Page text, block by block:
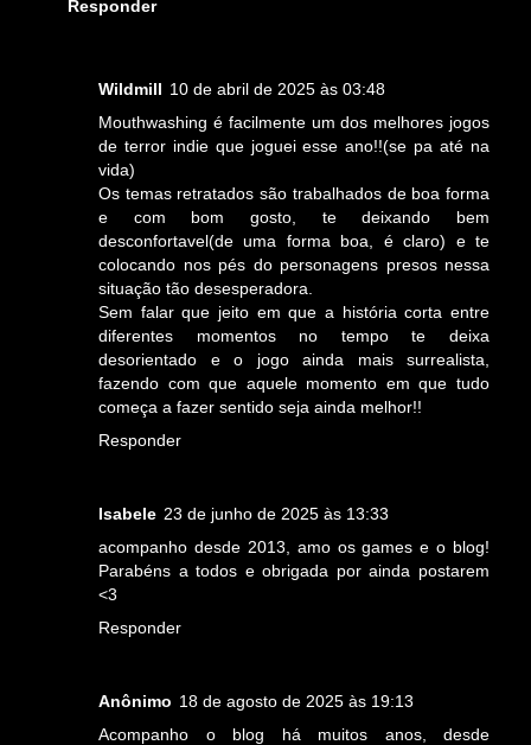
Responder
Wildmill 10 de abril de 2025 às 03:48
Mouthwashing é facilmente um dos melhores jogos
de terror indie que joguei esse ano!!(se pa até na
vida)
Os temas retratados são trabalhados de boa forma
e com bom gosto, te deixando bem
desconfortavel(de uma forma boa, é claro) e te
colocando nos pés do personagens presos nessa
situação tão desesperadora.
Sem falar que jeito em que a história corta entre
diferentes momentos no tempo te deixa
desorientado e o jogo ainda mais surrealista,
fazendo com que aquele momento em que tudo
começa a fazer sentido seja ainda melhor!!
Responder
Isabele 23 de junho de 2025 às 13:33
acompanho desde 2013, amo os games e o blog!
Parabéns a todos e obrigada por ainda postarem
<3
Responder
Anônimo 18 de agosto de 2025 às 19:13
Acompanho o blog há muitos anos, desde